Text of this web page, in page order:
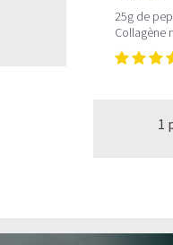
25g de
Collagène
1